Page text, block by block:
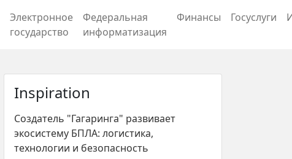
Электронное
государство
Федеральная
информатизация
Финансы Госуслуги
Inspiration
Создатель "Гагаринга" развивает
экосистему БПЛА: логистика,
технологии и безопасность